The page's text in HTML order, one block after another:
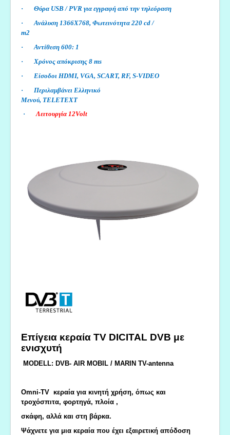
·
Θύρα USB / PVR για εγγραφή από την τηλεόραση
·
Ανάλυση 1366Χ768, Φωτεινότητα 220 cd /
m2
·
Αντίθεση 600: 1
·
Χρόνος απόκρισης 8 ms
·
Είσοδοι HDMI, VGA, SCART, RF, S-VIDEO
·
Περιλαμβάνει Ελληνικό
Μενού, TELETEXT
·
Λειτουργία 12Volt
Επίγεια κεραία TV DICITAL DVB με
ενισχυτή
MODELL: DVB- AIR MOBIL / MARIN TV-antenna
Omni-TV κεραία για κινητή χρήση, όπως και
τροχόσπιτα, φορτηγά, πλοία ,
σκάφη, αλλά και στη βάρκα.
Ψάχνετε για μια κεραία που έχει εξαιρετική απόδοση